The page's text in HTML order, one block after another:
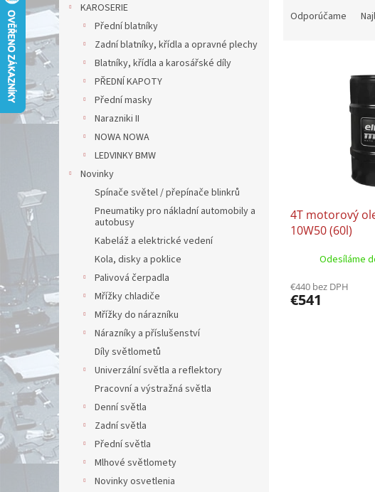
p
a
n
l
KAROSERIE
Přední blatníky
Zadní blatníky, křídla a opravné plechy
Blatníky, křídla a karosářské díly
PŘEDNÍ KAPOTY
Přední masky
Narazniki II
NOWA NOWA
LEDVINKY BMW
Novinky
Spínače světel / přepínače blinkrů
Pneumatiky pro nákladní automobily a
autobusy
Kabeláž a elektrické vedení
Kola, disky a poklice
Palivová čerpadla
Mřížky chladiče
Mřížky do nárazníku
Nárazníky a příslušenství
Díly světlometů
Univerzální světla a reflektory
Pracovní a výstražná světla
Denní světla
Zadní světla
Přední světla
Mlhové světlomety
Novinky osvetlenia
o
Odporúčame
4T motorový
10W50 (60l)
Odesíláme
€440 bez DPH
€541